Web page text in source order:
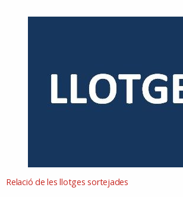
Relació de les llotges sortejades